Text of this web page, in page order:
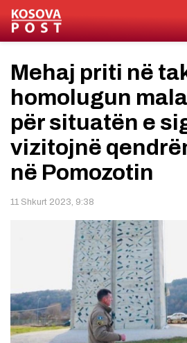
Mehaj priti në
homolugun
për situatën e
vizitojnë
në Pomozotin
11 Shkurt 2023, 9:38